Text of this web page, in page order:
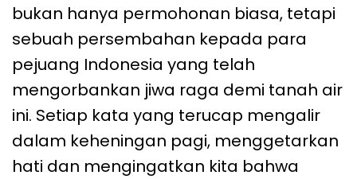
bukan hanya permohonan biasa, tetapi
sebuah persembahan kepada para
pejuang Indonesia yang telah
mengorbankan jiwa raga demi tanah air
ini. Setiap kata yang terucap mengalir
dalam keheningan pagi, menggetarkan
hati dan mengingatkan kita bahwa